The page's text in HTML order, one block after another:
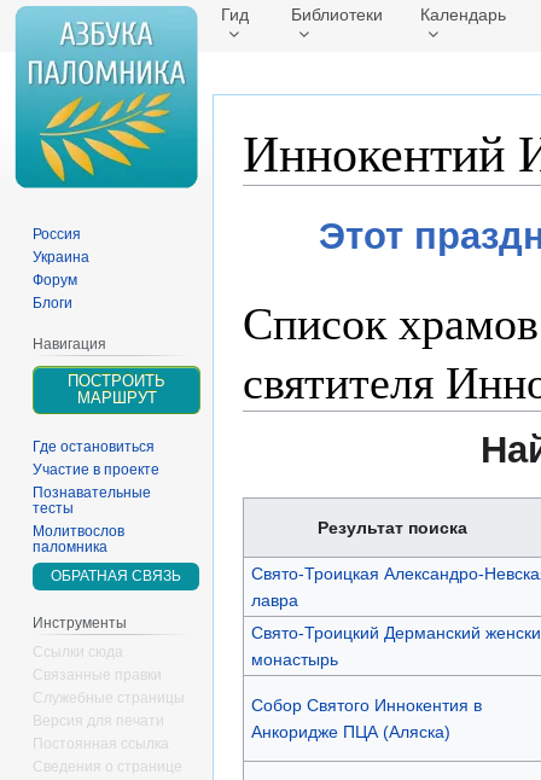
Гид Библиотеки Календарь
Иннокентий
Этот
Список
святителя
Результат поиска
Свято-Троицкая Александро-
лавра
Свято-Троицкий Дерманский
монастырь
Собор Святого Иннокентия в
Анкоридже ПЦА (Аляска)
Россия
Украина
Форум
Блоги
Навигация
ПОСТРОИТЬ
МАРШРУТ
Где остановиться
Участие в проекте
Познавательные
тесты
Молитвослов
паломника
ОБРАТНАЯ СВЯЗЬ
Инструменты
Ссылки сюда
Связанные правки
Служебные страницы
Версия для печати
Постоянная ссылка
Сведения о странице